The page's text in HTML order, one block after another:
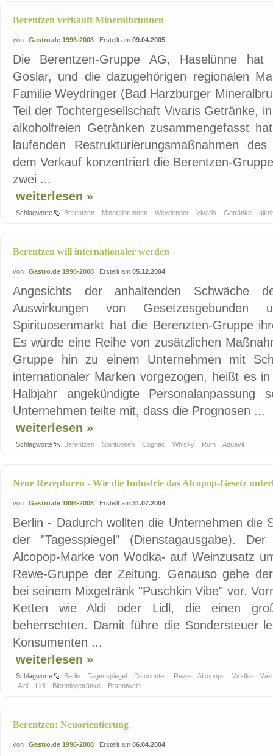
Berentzen verkauft Mineralbrunnen
von Gastro.de 1996-2008 Erstellt am 09.04.2005
Die Berentzen-Gruppe AG, Haselünne hat
Goslar, und die dazugehörigen regionalen
Familie Weydringer (Bad Harzburger
Teil der Tochtergesellschaft Vivaris Getränke,
alkoholfreien Getränken zusammengefasst
laufenden Restrukturierungsmaßnahmen
dem Verkauf konzentriert die Berentzen-
zwei ...
weiterlesen »
Schlagworte Berentzen Mineralbrunnen Weydringer Vivaris Getränke
Berentzen will internationaler werden
von Gastro.de 1996-2008 Erstellt am 05.12.2004
Angesichts der anhaltenden Schwäche
Auswirkungen von
Spirituosenmarkt hat die Berenzten-Gruppe
Es würde eine Reihe von zusätzlichen
Gruppe hin zu einem Unternehmen mit
internationaler Marken vorgezogen, heißt es
Halbjahr angekündigte Personalanpassung
Unternehmen teilte mit, dass die Prognosen ...
weiterlesen »
Schlagworte Berentzen Spirituosen Cognac Whisky Rum Aquavit
Neue Rezepturen - Wie die Industrie das Alcopop-Gesetz
von Gastro.de 1996-2008 Erstellt am 31.07.2004
Berlin - Dadurch wollten die Unternehmen die
der "Tagesspiegel" (Dienstagausgabe).
Alcopop-Marke von Wodka- auf Weinzusatz
Rewe-Gruppe der Zeitung. Genauso gehe
bei seinem Mixgetränk "Puschkin Vibe" vor.
Ketten wie Aldi oder Lidl, die einen
beherrschten. Damit führe die Sondersteuer
Konsumenten ...
weiterlesen »
Schlagworte Berlin Tagesspiegel Discounter Rewe Alcopops Wodka
Aldi
Lidl Biermixgetränke Branntwein
Berentzen: Neuorientierung
von Gastro.de 1996-2008 Erstellt am 06.04.2004